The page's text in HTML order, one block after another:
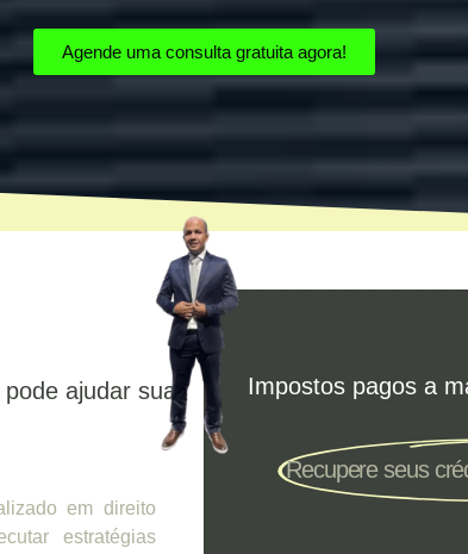
Agende uma consulta gratuita agora!
ajudar sua
em direito
estratégias
Impostos pagos a
Recupere seus